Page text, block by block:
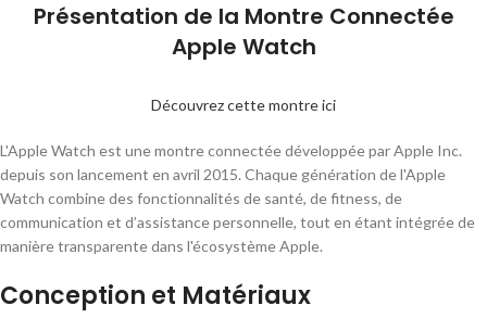
Présentation de la Montre Connectée
Apple Watch
Découvrez cette montre ici
L'Apple Watch est une montre connectée développée par Apple Inc.
depuis son lancement en avril 2015. Chaque génération de l'Apple
Watch combine des fonctionnalités de santé, de fitness, de
communication et d’assistance personnelle, tout en étant intégrée de
manière transparente dans l'écosystème Apple.
Conception et Matériaux